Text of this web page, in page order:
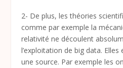
2- De plus, les théories
comme par exemple la
relativité ne découlent
l’exploitation de big data.
une source. Par exemple les